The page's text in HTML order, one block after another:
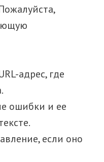
адрес, где
ошибки и ее
если оно